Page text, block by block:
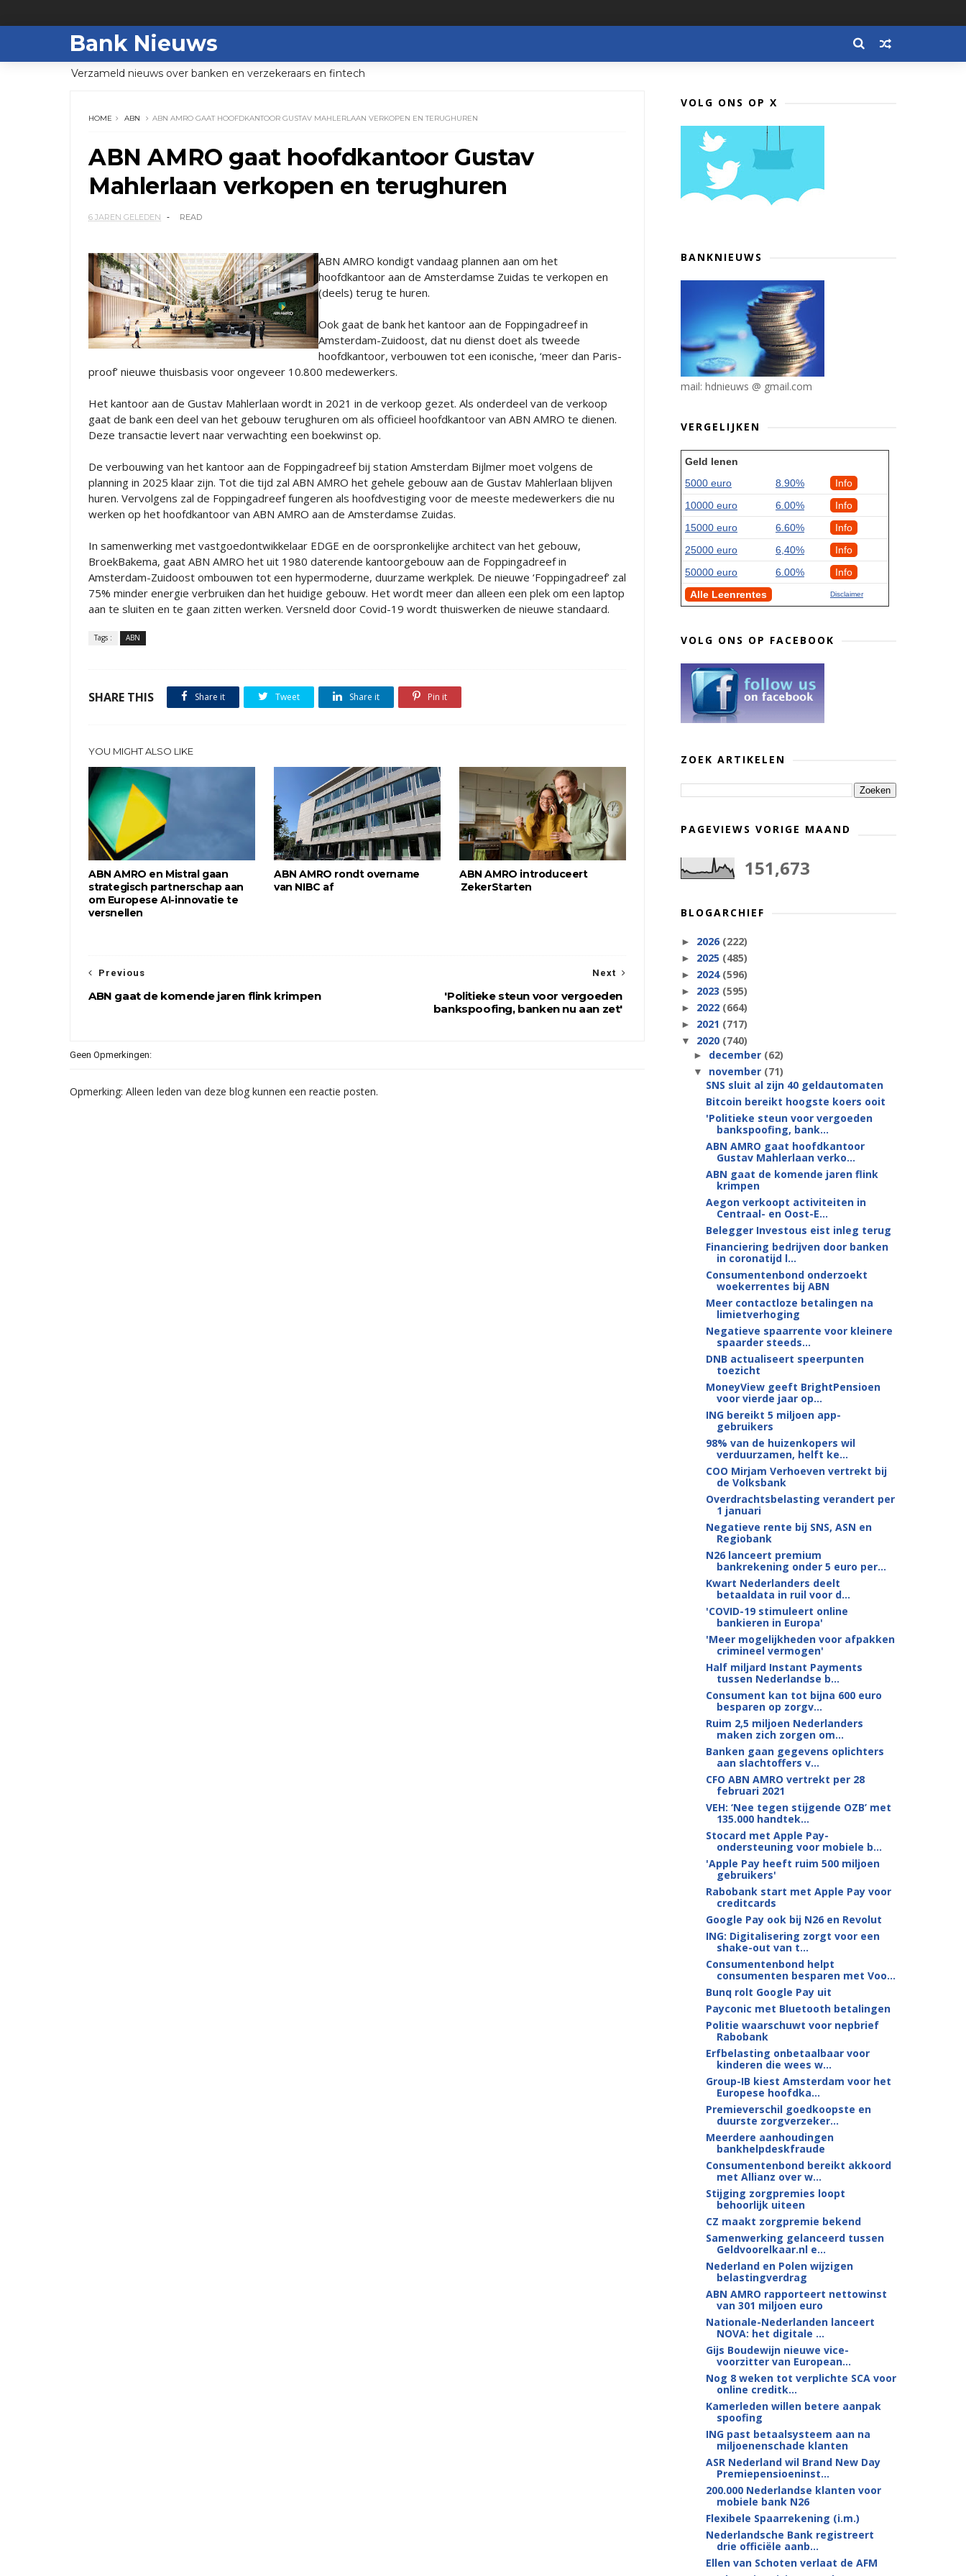
Bank Nieuws
Verzameld nieuws over banken en verzekeraars en fintech
HOME ABN ABN AMRO GAAT HOOFDKANTOOR GUSTAV MAHLERLAAN VERKOPEN EN TERUGHUREN
ABN AMRO gaat hoofdkantoor Gustav
Mahlerlaan verkopen en terughuren
6 JAREN GELEDEN READ
ABN AMRO kondigt vandaag plannen aan om het
hoofdkantoor aan de Amsterdamse Zuidas te verkopen en
(deels) terug te huren.
Ook gaat de bank het kantoor aan de Foppingadreef in
Amsterdam-Zuidoost, dat nu dienst doet als tweede
hoofdkantoor, verbouwen tot een iconische, ‘meer dan Paris-
proof’ nieuwe thuisbasis voor ongeveer 10.800 medewerkers.
Het kantoor aan de Gustav Mahlerlaan wordt in 2021 in de verkoop gezet. Als onderdeel van de verkoop
gaat de bank een deel van het gebouw terughuren om als officieel hoofdkantoor van ABN AMRO te dienen.
Deze transactie levert naar verwachting een boekwinst op.
De verbouwing van het kantoor aan de Foppingadreef bij station Amsterdam Bijlmer moet volgens de
planning in 2025 klaar zijn. Tot die tijd zal ABN AMRO het gehele gebouw aan de Gustav Mahlerlaan blijven
huren. Vervolgens zal de Foppingadreef fungeren als hoofdvestiging voor de meeste medewerkers die nu
werken op het hoofdkantoor van ABN AMRO aan de Amsterdamse Zuidas.
In samenwerking met vastgoedontwikkelaar EDGE en de oorspronkelijke architect van het gebouw,
BroekBakema, gaat ABN AMRO het uit 1980 daterende kantoorgebouw aan de Foppingadreef in
Amsterdam-Zuidoost ombouwen tot een hypermoderne, duurzame werkplek. De nieuwe ‘Foppingadreef’ zal
75% minder energie verbruiken dan het huidige gebouw. Het wordt meer dan alleen een plek om een laptop
aan te sluiten en te gaan zitten werken. Versneld door Covid-19 wordt thuiswerken de nieuwe standaard.
Tags : ABN
SHARE THIS Share it Tweet Share it Pin it
YOU MIGHT ALSO LIKE
ABN AMRO en Mistral gaan
strategisch partnerschap aan
om Europese AI-innovatie te
versnellen
ABN AMRO rondt overname
van NIBC af
ABN AMRO introduceert
ZekerStarten
Next
'Politieke steun voor vergoeden
bankspoofing, banken nu aan zet'
Previous
ABN gaat de komende jaren flink krimpen
Geen Opmerkingen:
Opmerking: Alleen leden van deze blog kunnen een reactie posten.
VOLG ONS OP X
BANKNIEUWS
mail: hdnieuws @ gmail.com
VERGELIJKEN
Geld lenen
5000 euro
8.90%
Info
10000 euro
6.00%
Info
15000 euro
6.60%
Info
25000 euro
6,40%
Info
50000 euro
6.00%
Info
Alle Leenrentes
Disclaimer
VOLG ONS OP FACEBOOK
ZOEK ARTIKELEN
PAGEVIEWS VORIGE MAAND
151,673
BLOGARCHIEF
► 2026 (222)
► 2025 (485)
► 2024 (596)
► 2023 (595)
► 2022 (664)
► 2021 (717)
▼ 2020 (740)
► december (62)
▼ november (71)
SNS sluit al zijn 40 geldautomaten
Bitcoin bereikt hoogste koers ooit
'Politieke steun voor vergoeden
bankspoofing, bank...
ABN AMRO gaat hoofdkantoor
Gustav Mahlerlaan verko...
ABN gaat de komende jaren flink
krimpen
Aegon verkoopt activiteiten in
Centraal- en Oost-E...
Belegger Investous eist inleg terug
Financiering bedrijven door banken
in coronatijd l...
Consumentenbond onderzoekt
woekerrentes bij ABN
Meer contactloze betalingen na
limietverhoging
Negatieve spaarrente voor kleinere
spaarder steeds...
DNB actualiseert speerpunten
toezicht
MoneyView geeft BrightPensioen
voor vierde jaar op...
ING bereikt 5 miljoen app-
gebruikers
98% van de huizenkopers wil
verduurzamen, helft ke...
COO Mirjam Verhoeven vertrekt bij
de Volksbank
Overdrachtsbelasting verandert per
1 januari
Negatieve rente bij SNS, ASN en
Regiobank
N26 lanceert premium
bankrekening onder 5 euro per...
Kwart Nederlanders deelt
betaaldata in ruil voor d...
'COVID-19 stimuleert online
bankieren in Europa'
'Meer mogelijkheden voor afpakken
crimineel vermogen'
Half miljard Instant Payments
tussen Nederlandse b...
Consument kan tot bijna 600 euro
besparen op zorgv...
Ruim 2,5 miljoen Nederlanders
maken zich zorgen om...
Banken gaan gegevens oplichters
aan slachtoffers v...
CFO ABN AMRO vertrekt per 28
februari 2021
VEH: ‘Nee tegen stijgende OZB’ met
135.000 handtek...
Stocard met Apple Pay-
ondersteuning voor mobiele b...
'Apple Pay heeft ruim 500 miljoen
gebruikers'
Rabobank start met Apple Pay voor
creditcards
Google Pay ook bij N26 en Revolut
ING: Digitalisering zorgt voor een
shake-out van t...
Consumentenbond helpt
consumenten besparen met Voo...
Bunq rolt Google Pay uit
Payconic met Bluetooth betalingen
Politie waarschuwt voor nepbrief
Rabobank
Erfbelasting onbetaalbaar voor
kinderen die wees w...
Group-IB kiest Amsterdam voor het
Europese hoofdka...
Premieverschil goedkoopste en
duurste zorgverzeker...
Meerdere aanhoudingen
bankhelpdeskfraude
Consumentenbond bereikt akkoord
met Allianz over w...
Stijging zorgpremies loopt
behoorlijk uiteen
CZ maakt zorgpremie bekend
Samenwerking gelanceerd tussen
Geldvoorelkaar.nl e...
Nederland en Polen wijzigen
belastingverdrag
ABN AMRO rapporteert nettowinst
van 301 miljoen euro
Nationale-Nederlanden lanceert
NOVA: het digitale ...
Gijs Boudewijn nieuwe vice-
voorzitter van European...
Nog 8 weken tot verplichte SCA voor
online creditk...
Kamerleden willen betere aanpak
spoofing
ING past betaalsysteem aan na
miljoenenschade klanten
ASR Nederland wil Brand New Day
Premiepensioeninst...
200.000 Nederlandse klanten voor
mobiele bank N26
Flexibele Spaarrekening (i.m.)
Nederlandsche Bank registreert
drie officiële aanb...
Ellen van Schoten verlaat de AFM